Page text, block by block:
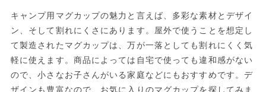
キャンプ用マグカップの魅力と言えば、多彩な素材とデザイ
ン、そして割れにくさにあります。屋外で使うことを想定し
て製造されたマグカップは、万が一落としても割れにくく気
軽に使えます。商品によっては自宅で使っても違和感がない
ので、小さなお子さんがいる家庭などにもおすすめです。デ
ザインも豊富なので、お気に入りのマグカップを探してみま